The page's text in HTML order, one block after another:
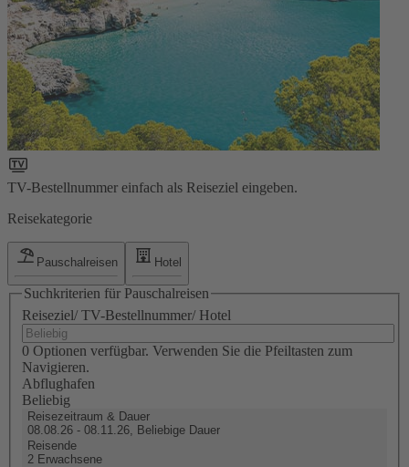
TV-Bestellnummer einfach als Reiseziel eingeben.
Reisekategorie
Pauschalreisen Hotel
Suchkriterien für Pauschalreisen
Reiseziel/ TV-Bestellnummer/ Hotel
0 Optionen verfügbar. Verwenden Sie die Pfeiltasten zum
Navigieren.
Abflughafen
Beliebig
Reisezeitraum & Dauer
08.08.26 - 08.11.26, Beliebige Dauer
Reisende
2 Erwachsene